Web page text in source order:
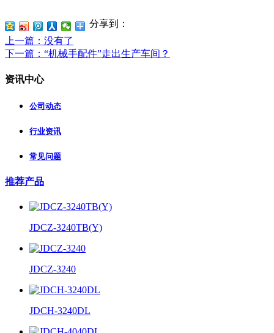
分享到：
上一篇 ：没有了
下一篇 ：“机械手配件”走出生产车间？
资讯中心
公司动态
行业资讯
常见问题
推荐产品
JDCZ-3240TB(Y)
JDCZ-3240
JDCH-3240DL